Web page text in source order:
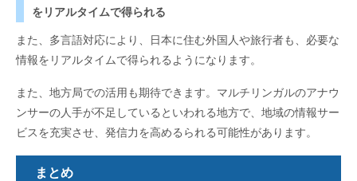
をリアルタイムで得られる
また、多言語対応により、日本に住む外国人や旅行者も、必要な
情報をリアルタイムで得られるようになります。
また、地方局での活用も期待できます。マルチリンガルのアナウ
ンサーの人手が不足しているといわれる地方で、地域の情報サー
ビスを充実させ、発信力を高めるられる可能性があります。
まとめ